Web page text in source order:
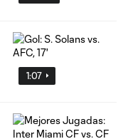
1:07